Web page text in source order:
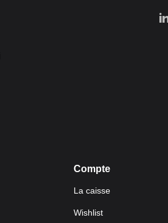
Compte
La caisse
Wishlist